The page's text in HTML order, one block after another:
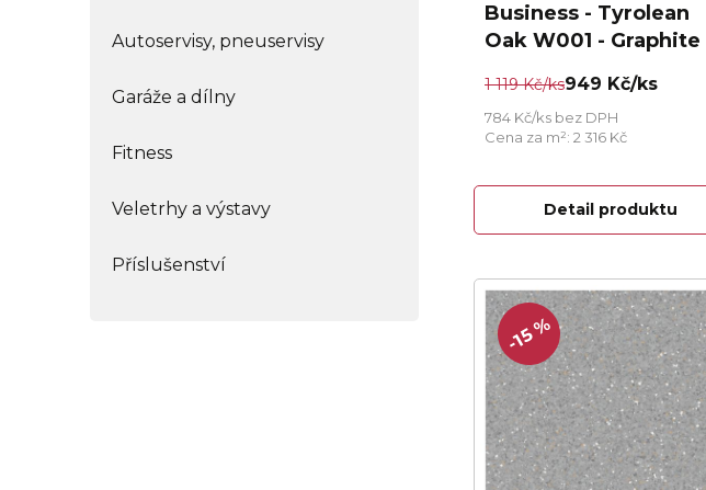
Autoservisy, pneuservisy
Garáže a dílny
Fitness
Veletrhy a výstavy
Příslušenství
Business - Tyrolean
Oak W001 - Graphite
1 119 Kč/ks949 Kč/ks
784 Kč/ks bez DPH
Cena za m²: 2 316 Kč
Detail produktu
-15 %